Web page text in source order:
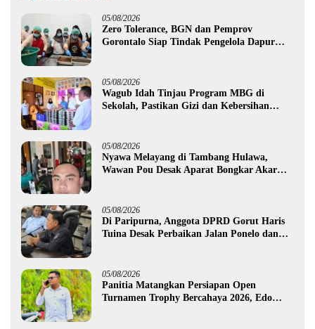
05/08/2026
Zero Tolerance, BGN dan Pemprov
Gorontalo Siap Tindak Pengelola Dapur
05/08/2026
Wagub Idah Tinjau Program MBG di
Sekolah, Pastikan Gizi dan Kebersihan
05/08/2026
Nyawa Melayang di Tambang Hulawa,
Wawan Pou Desak Aparat Bongkar Akar
05/08/2026
Di Paripurna, Anggota DPRD Gorut Haris
Tuina Desak Perbaikan Jalan Ponelo dan
05/08/2026
Panitia Matangkan Persiapan Open
Turnamen Trophy Bercahaya 2026, Edo